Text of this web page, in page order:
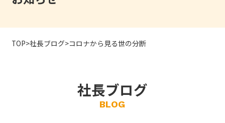
TOP>社長ブログ>コロナから見る世の分断
社長ブログ
BLOG